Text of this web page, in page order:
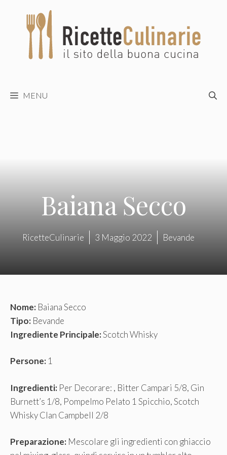
contenuto
MENU
Baiana Secco
RicetteCulinarie 3 Maggio 2022 Bevande
Nome: Baiana Secco
Tipo: Bevande
Ingrediente Principale:Scotch Whisky
Persone: 1
Ingredienti: Per Decorare: , Bitter Campari 5/8, Gin
Burnett’s 1/8, Pompelmo Pelato 1 Spicchio, Scotch
Whisky Clan Campbell 2/8
Preparazione: Mescolare gli ingredienti con ghiaccio